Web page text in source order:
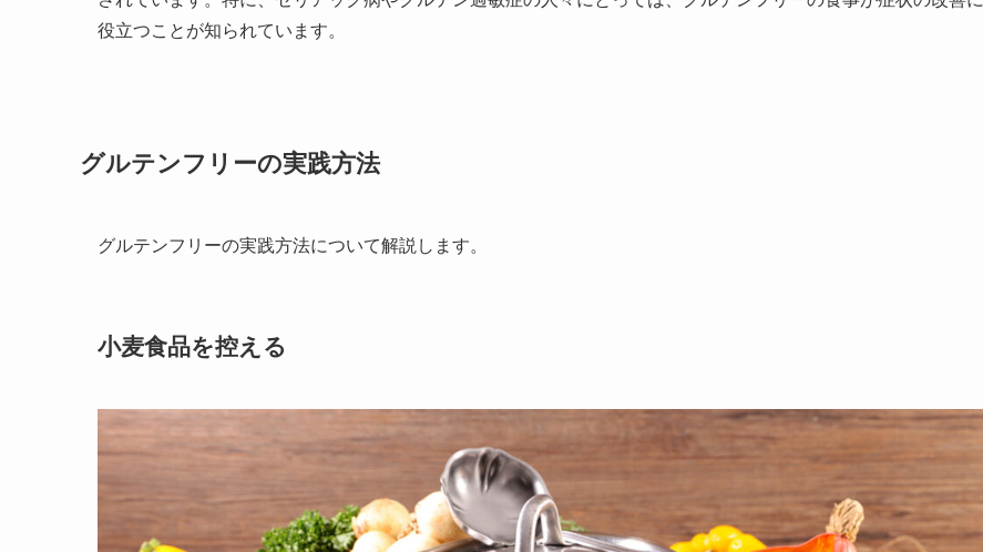
役立つことが知られています。
グルテンフリーの実践方法
グルテンフリーの実践方法について解説します。
小麦食品を控える